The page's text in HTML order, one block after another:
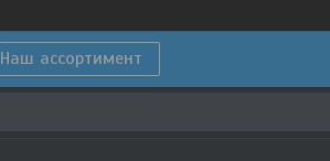
Наш ассортимент